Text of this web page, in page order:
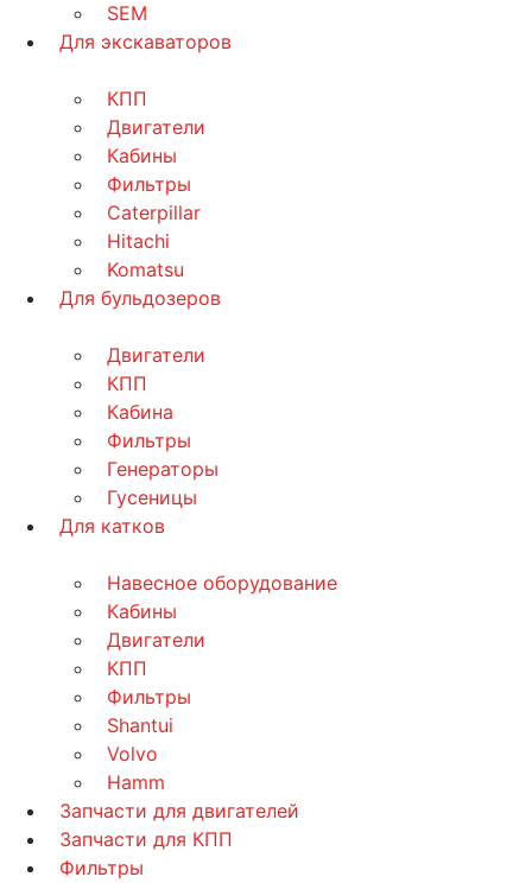
SEM
Для экскаваторов
КПП
Двигатели
Кабины
Фильтры
Caterpillar
Hitachi
Komatsu
Для бульдозеров
Двигатели
КПП
Кабина
Фильтры
Генераторы
Гусеницы
Для катков
Навесное оборудование
Кабины
Двигатели
КПП
Фильтры
Shantui
Volvo
Hamm
Запчасти для двигателей
Запчасти для КПП
Фильтры